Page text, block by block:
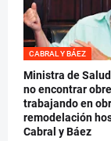
Ministra de Salud
no encontrar
trabajando en
remodelación
Cabral y Báez